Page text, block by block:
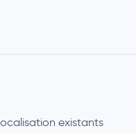
existants